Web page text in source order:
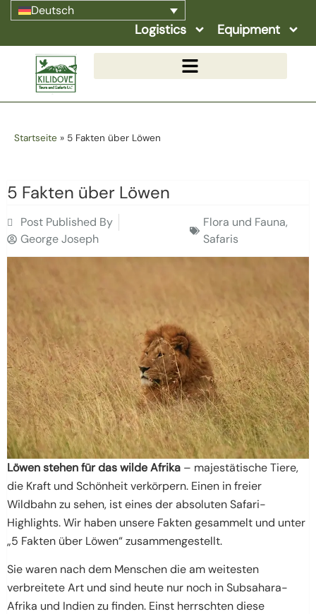
Deutsch
Logistics Equipment
Startseite » 5 Fakten über Löwen
5 Fakten über Löwen
Post Published By
George Joseph
Flora und Fauna,
Safaris
Löwen stehen für das wilde Afrika – majestätische Tiere,
die Kraft und Schönheit verkörpern. Einen in freier
Wildbahn zu sehen, ist eines der absoluten Safari-
Highlights. Wir haben unsere Fakten gesammelt und unter
„5 Fakten über Löwen“ zusammengestellt.
Sie waren nach dem Menschen die am weitesten
verbreitete Art und sind heute nur noch in Subsahara-
Afrika und Indien zu finden. Einst herrschten diese